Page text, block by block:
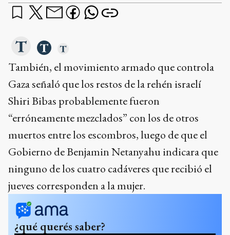
También, el movimiento armado que controla
Gaza señaló que los restos de la rehén israelí
Shiri Bibas probablemente fueron
“erróneamente mezclados” con los de otros
muertos entre los escombros, luego de que el
Gobierno de Benjamin Netanyahu indicara que
ninguno de los cuatro cadáveres que recibió el
jueves corresponden a la mujer.
¿qué querés saber?